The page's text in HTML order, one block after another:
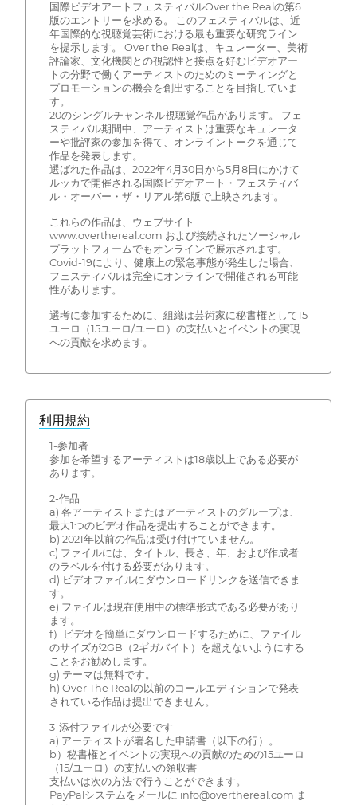
国際ビデオアートフェスティバルOver the Realの第6
版のエントリーを求める。 このフェスティバルは、近
年国際的な視聴覚芸術における最も重要な研究ライン
を提示します。 Over the Realは、キュレーター、美術
評論家、文化機関との視認性と接点を好むビデオアー
トの分野で働くアーティストのためのミーティングと
プロモーションの機会を創出することを目指していま
す。
20のシングルチャンネル視聴覚作品があります。 フェ
スティバル期間中、アーティストは重要なキュレータ
ーや批評家の参加を得て、オンライントークを通じて
作品を発表します。
選ばれた作品は、2022年4月30日から5月8日にかけて
ルッカで開催される国際ビデオアート・フェスティバ
ル・オーバー・ザ・リアル第6版で上映されます。
これらの作品は、ウェブサイト
www.overthereal.com および接続されたソーシャル
プラットフォームでもオンラインで展示されます。
Covid-19により、健康上の緊急事態が発生した場合、
フェスティバルは完全にオンラインで開催される可能
性があります。
選考に参加するために、組織は芸術家に秘書権として15
ユーロ（15ユーロ/ユーロ）の支払いとイベントの実現
への貢献を求めます。
利用規約
1-参加者
参加を希望するアーティストは18歳以上である必要が
あります。
2-作品
a) 各アーティストまたはアーティストのグループは、
最大1つのビデオ作品を提出することができます。
b) 2021年以前の作品は受け付けていません。
c) ファイルには、タイトル、長さ、年、および作成者
のラベルを付ける必要があります。
d) ビデオファイルにダウンロードリンクを送信できま
す。
e) ファイルは現在使用中の標準形式である必要があり
ます。
f）ビデオを簡単にダウンロードするために、ファイル
のサイズが2GB（2ギガバイト）を超えないようにする
ことをお勧めします。
g) テーマは無料です。
h) Over The Realの以前のコールエディションで発表
されている作品は提出できません。
3-添付ファイルが必要です
a) アーティストが署名した申請書（以下の行）。
b）秘書権とイベントの実現への貢献のための15ユーロ
（15/ユーロ）の支払いの領収書
支払いは次の方法で行うことができます。
PayPalシステムをメールに info@overthereal.com ま